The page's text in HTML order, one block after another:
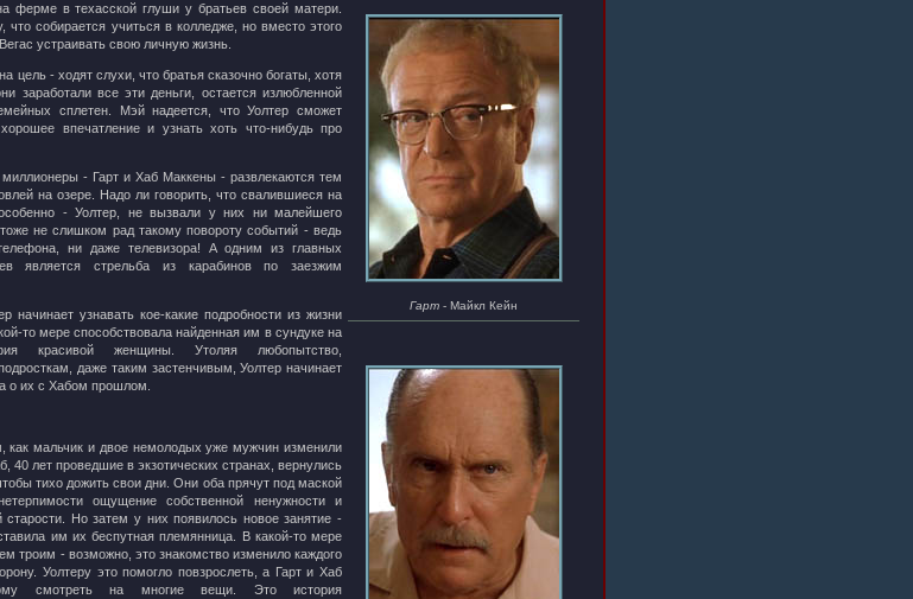
ферме в техасской глуши у братьев своей матери.
что собирается учиться в колледже, но вместо этого
устраивать свою личную жизнь.
цель - ходят слухи, что братья сказочно богаты, хотя
заработали все эти деньги, остается излюбленной
сплетен. Мэй надеется, что Уолтер сможет
впечатление и узнать хоть что-нибудь про
- Гарт и Хаб Маккены - развлекаются тем
на озере. Надо ли говорить, что свалившиеся на
- Уолтер, не вызвали у них ни малейшего
не слишком рад такому повороту событий - ведь
ни даже телевизора! А одним из главных
является стрельба из карабинов по заезжим
начинает узнавать кое-какие подробности из жизни
то мере способствовала найденная им в сундуке на
красивой женщины. Утоляя любопытство,
даже таким застенчивым, Уолтер начинает
о их с Хабом прошлом.
как мальчик и двое немолодых уже мужчин изменили
40 лет проведшие в экзотических странах, вернулись
тихо дожить свои дни. Они оба прячут под маской
ощущение собственной ненужности и
старости. Но затем у них появилось новое занятие -
им их беспутная племянница. В какой-то мере
троим - возможно, это знакомство изменило каждого
Уолтеру это помогло повзрослеть, а Гарт и Хаб
смотреть на многие вещи. Это история
Гарт - Майкл Кейн